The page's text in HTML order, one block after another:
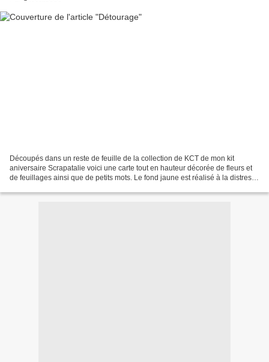
Découpés dans un reste de feuille de la collection de KCT de mon kit
aniversaire Scrapatalie voici une carte tout en hauteur décorée de fleurs et
de feuillages ainsi que de petits mots. Le fond jaune est réalisé à la distress